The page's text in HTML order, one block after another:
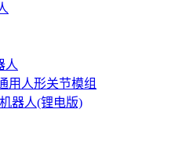
人
用人形关节模组
器人(锂电版)